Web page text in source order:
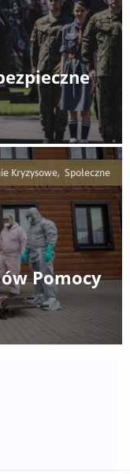
Kryzysowe, Społeczne
Pomocy